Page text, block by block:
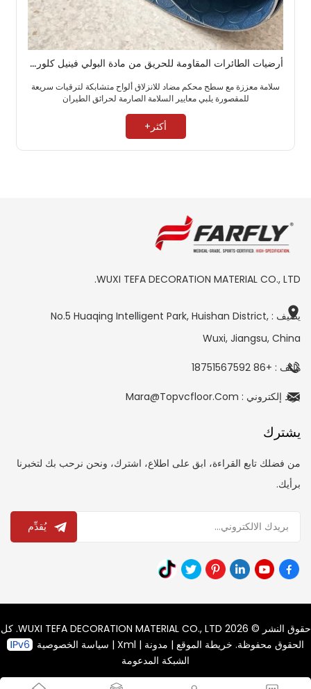
أرضيات الطائرات المقاومة للحريق من مادة البولي فينيل كلوريد (PVC) من ProGuard Plus، أرضيات كابينة متينة للخطوط الجوية التجارية
سلامة معززة مع سطح محكم مضاد للانزلاق ألواح متشابكة لترقيات سريعة
للمقصورة يلبي معايير السلامة الصارمة لحرائق الطيران ​
أكثر+
WUXI TEFA DECORATION MATERIAL CO., LTD.
يضيف : No.5 Huaqing Intelligent Park, Huishan District,
Wuxi, Jiangsu, China
هاتف : +86 18751567592
بريد إلكتروني : Mara@topvcfloor.com
يشترك
من فضلك تابع القراءة، ابق على اطلاع، اشترك، ونحن نرحب بك لتخبرنا
برأيك.
يُقدِّم
حقوق النشر © 2026 WUXI TEFA DECORATION MATERIAL CO., LTD. كل
الحقوق محفوظة. خريطة الموقع | مدونة |
Xml
| سياسة الخصوصية
الشبكة المدعومة